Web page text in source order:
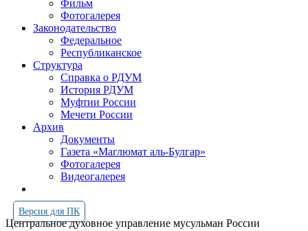
Фильм
Фотогалерея
Законодательство
Федеральное
Республиканское
Структура
Справка о РДУМ
История РДУМ
Муфтии России
Мечети России
Архив
Документы
Газета «Маглюмат аль-Булгар»
Фотогалерея
Видеогалерея
Версия для ПК
Центральное духовное управление мусульман России